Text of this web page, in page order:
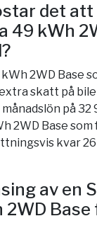
det att
49 kWh
2WD Base
skatt på
på 32
2WD Base
kvar
av en
Base